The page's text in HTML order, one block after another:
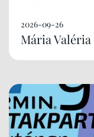
2026-09-26
Mária